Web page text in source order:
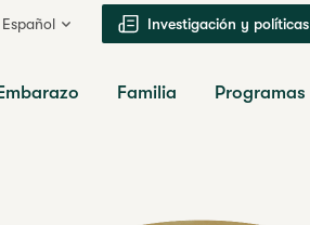
Español Investigación y políticas
Familia Programas